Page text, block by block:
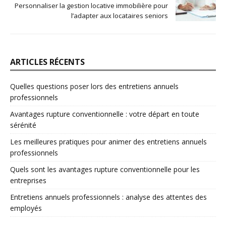
Personnaliser la gestion locative immobilière pour
l’adapter aux locataires seniors
ARTICLES RÉCENTS
Quelles questions poser lors des entretiens annuels
professionnels
Avantages rupture conventionnelle : votre départ en toute
sérénité
Les meilleures pratiques pour animer des entretiens annuels
professionnels
Quels sont les avantages rupture conventionnelle pour les
entreprises
Entretiens annuels professionnels : analyse des attentes des
employés